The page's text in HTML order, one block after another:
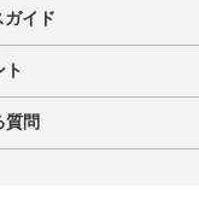
イド
ト
質問